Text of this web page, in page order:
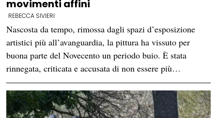
movimenti affini
REBECCA SIVIERI
Nascosta da tempo, rimossa dagli spazi d’esposizione
artistici più all’avanguardia, la pittura ha vissuto per
buona parte del Novecento un periodo buio. È stata
rinnegata, criticata e accusata di non essere più…